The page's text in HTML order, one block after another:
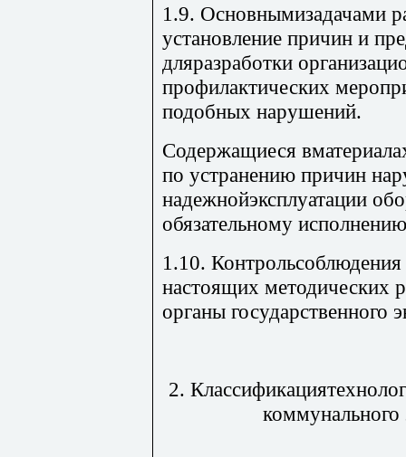
1.9. Основнымизадачами
установление причин и
дляразработки
профилактических
подобных нарушений.
Содержащиеся
по устранению причин
надежнойэксплуатации
обязательному
1.10.
настоящих методических
органы государственного
2.
коммунального